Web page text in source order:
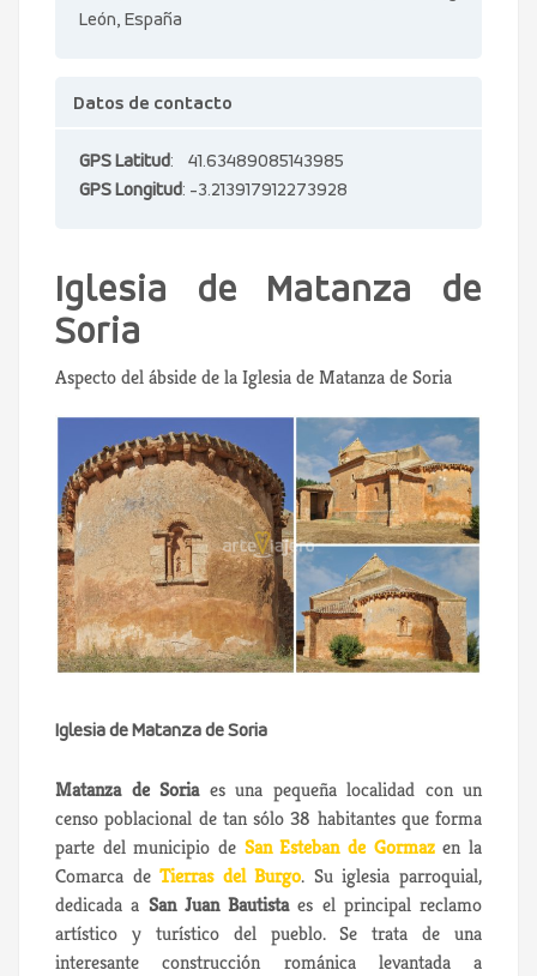
León, España
Datos de contacto
GPS Latitud: 41.63489085143985
GPS Longitud: -3.213917912273928
Iglesia de Matanza de
Soria
Aspecto del ábside de la Iglesia de Matanza de Soria
Iglesia de Matanza de Soria
Matanza de Soriaes una pequeña localidad con un
censo poblacional de tan sólo 38 habitantes que forma
parte del municipio de San Esteban de Gormazen la
Comarca deTierras del Burgo. Su iglesia parroquial,
dedicada a San Juan Bautistaes el principal reclamo
artístico y turístico del pueblo. Se trata de una
interesante construcción románica levantada a